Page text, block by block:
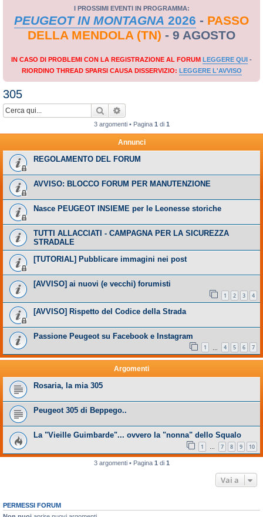
I PROSSIMI EVENTI IN PROGRAMMA:
PEUGEOT IN MONTAGNA 2026 - PASSO
DELLA MENDOLA (TN) - 9 AGOSTO
IN CASO DI PROBLEMI CON LA REGISTRAZIONE AL FORUM LEGGERE QUI -
RIORDINO THREAD SPARSI CAUSA DISSERVIZIO: LEGGERE L'AVVISO
305
Cerca
3 argomenti • Pagina 1 di 1
Annunci
REGOLAMENTO DEL FORUM
AVVISO: BLOCCO FORUM PER MANUTENZIONE
Nasce PEUGEOT INSIEME per le Leonesse storiche
TUTTI ALLACCIATI - CAMPAGNA PER LA SICUREZZA
STRADALE
[TUTORIAL] Pubblicare immagini nei post
[AVVISO] ai nuovi (e vecchi) forumisti
1 2 3 4
[AVVISO] Rispetto del Codice della Strada
Passione Peugeot su Facebook e Instagram
1 4 5 6 7
Argomenti
Rosaria, la mia 305
Peugeot 305 di Beppego..
La "Vieille Guimbarde"... ovvero la "nonna" dello Squalo
1 … 7 8 9 10
3 argomenti • Pagina 1 di 1
Vai a
PERMESSI FORUM